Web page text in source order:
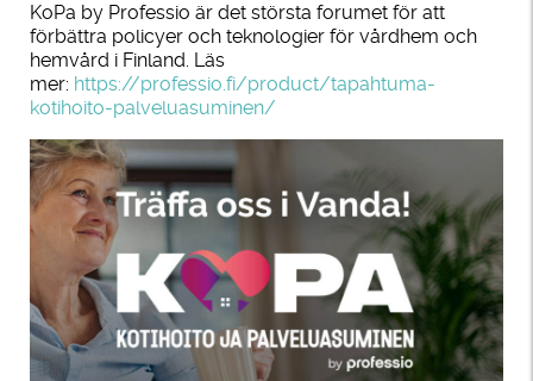
KoPa by Professio är det största forumet för att
förbättra policyer och teknologier för vårdhem och
hemvård i Finland. Läs
mer: https://professio.fi/product/tapahtuma-
kotihoito-palveluasuminen/